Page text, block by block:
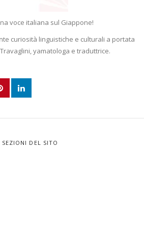
voce italiana sul Giappone!
curiosità linguistiche e culturali a portata
yamatologa e traduttrice.
SEZIONI DEL SITO